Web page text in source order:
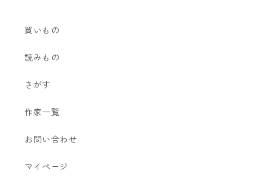
買いもの
読みもの
さがす
作家一覧
お問い合わせ
マイページ